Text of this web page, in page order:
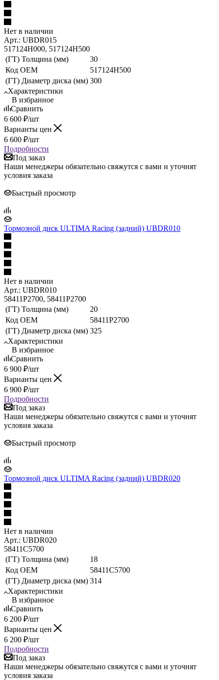
Нет в наличии
Арт.: UBDR015
517124H000, 517124H500
(ГТ) Толщина (мм)
30
Код ОЕМ
517124H500
(ГТ) Диаметр диска (мм) 300
Характеристики
В избранное
Сравнить
6 600 ₽/шт
Варианты цен
6 600 ₽/шт
Подробности
Под заказ
Наши менеджеры обязательно свяжутся с вами и уточнят
условия заказа
Быстрый просмотр
Тормозной диск ULTIMA Racing (задний) UBDR010
Нет в наличии
Арт.: UBDR010
58411P2700, 58411P2700
(ГТ) Толщина (мм)
20
Код ОЕМ
58411P2700
(ГТ) Диаметр диска (мм) 325
Характеристики
В избранное
Сравнить
6 900 ₽/шт
Варианты цен
6 900 ₽/шт
Подробности
Под заказ
Наши менеджеры обязательно свяжутся с вами и уточнят
условия заказа
Быстрый просмотр
Тормозной диск ULTIMA Racing (задний) UBDR020
Нет в наличии
Арт.: UBDR020
58411C5700
(ГТ) Толщина (мм)
18
Код ОЕМ
58411C5700
(ГТ) Диаметр диска (мм) 314
Характеристики
В избранное
Сравнить
6 200 ₽/шт
Варианты цен
6 200 ₽/шт
Подробности
Под заказ
Наши менеджеры обязательно свяжутся с вами и уточнят
условия заказа